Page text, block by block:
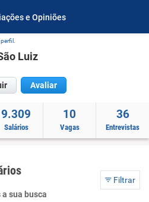
e Opiniões
Luiz
Avaliar
9.309
Salários
10
Vagas
36
Entrevistas
Filtrar
sua busca